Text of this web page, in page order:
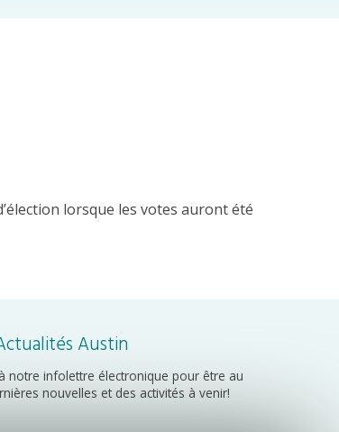
lorsque les votes auront été
Austin
notre infolettre électronique pour être au
nouvelles et des activités à venir!